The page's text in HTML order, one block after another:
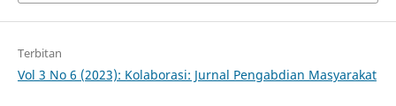
Terbitan
Vol 3 No 6 (2023): Kolaborasi: Jurnal Pengabdian Masyarakat